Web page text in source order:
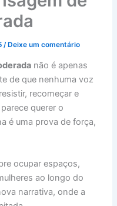
/Deixe um comentário
não é apenas
de que nenhuma voz
recomeçar e
querer o
é uma prova de força,
ocupar espaços,
ao longo do
narrativa, onde a